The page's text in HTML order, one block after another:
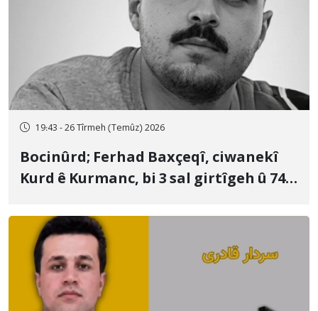
19:43 - 26 Tîrmeh (Temûz) 2026
Bocinûrd; Ferhad Baxçeqî, ciwanekî
Kurd ê Kurmanc, bi 3 sal girtîgeh û 74